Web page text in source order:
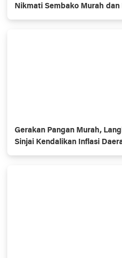
Nikmati Sembako Murah
Gratis
Gerakan Pangan Murah,
Sinjai Kendalikan Inflasi